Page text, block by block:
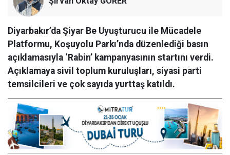
Diyarbakır’da Şiyar Be Uyuşturucu ile Mücadele
Platformu, Koşuyolu Parkı’nda düzenlediği basın
açıklamasıyla ‘Rabin’ kampanyasının startını verdi.
Açıklamaya sivil toplum kuruluşları, siyasi parti
temsilcileri ve çok sayıda yurttaş katıldı.